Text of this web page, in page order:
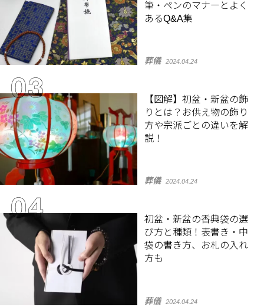
筆・ペンのマナーとよく
あるQ&A集
葬儀 2024.04.24
【図解】初盆・新盆の飾
りとは？お供え物の飾り
方や宗派ごとの違いを解
説！
葬儀 2024.04.24
初盆・新盆の香典袋の選
び方と種類！表書き・中
袋の書き方、お札の入れ
方も
葬儀 2024.04.24